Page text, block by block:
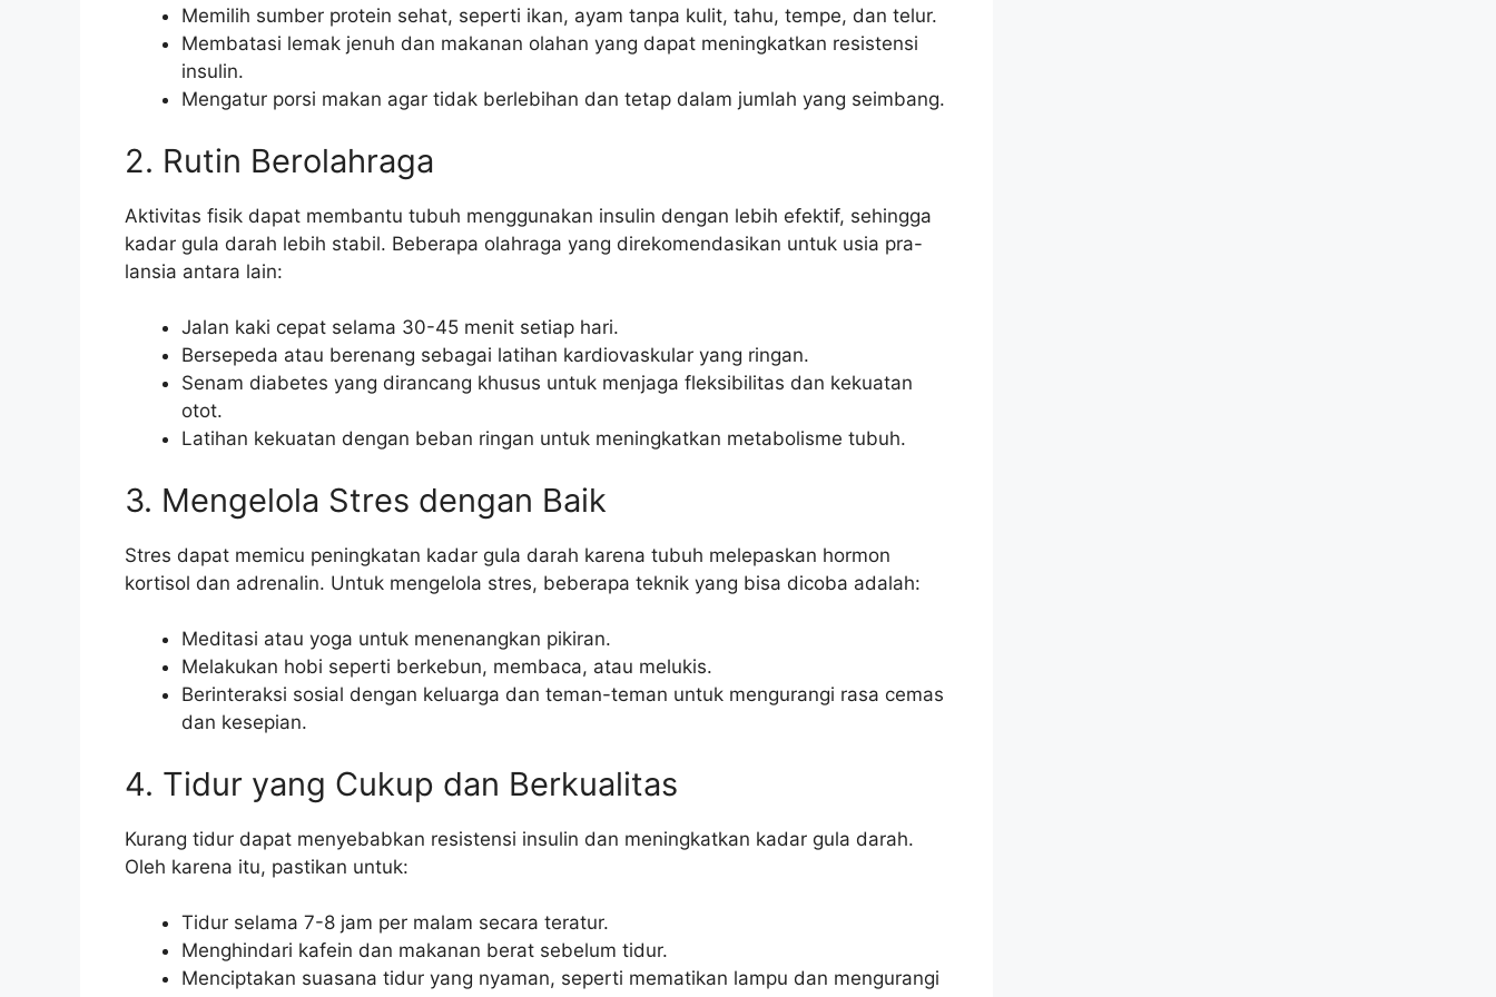
Memilih sumber protein sehat, seperti ikan, ayam tanpa kulit, tahu, tempe, dan telur.
Membatasi lemak jenuh dan makanan olahan yang dapat meningkatkan resistensi
insulin.
Mengatur porsi makan agar tidak berlebihan dan tetap dalam jumlah yang seimbang.
2. Rutin Berolahraga
Aktivitas fisik dapat membantu tubuh menggunakan insulin dengan lebih efektif, sehingga
kadar gula darah lebih stabil. Beberapa olahraga yang direkomendasikan untuk usia pra-
lansia antara lain:
Jalan kaki cepat selama 30-45 menit setiap hari.
Bersepeda atau berenang sebagai latihan kardiovaskular yang ringan.
Senam diabetes yang dirancang khusus untuk menjaga fleksibilitas dan kekuatan
otot.
Latihan kekuatan dengan beban ringan untuk meningkatkan metabolisme tubuh.
3. Mengelola Stres dengan Baik
Stres dapat memicu peningkatan kadar gula darah karena tubuh melepaskan hormon
kortisol dan adrenalin. Untuk mengelola stres, beberapa teknik yang bisa dicoba adalah:
Meditasi atau yoga untuk menenangkan pikiran.
Melakukan hobi seperti berkebun, membaca, atau melukis.
Berinteraksi sosial dengan keluarga dan teman-teman untuk mengurangi rasa cemas
dan kesepian.
4. Tidur yang Cukup dan Berkualitas
Kurang tidur dapat menyebabkan resistensi insulin dan meningkatkan kadar gula darah.
Oleh karena itu, pastikan untuk:
Tidur selama 7-8 jam per malam secara teratur.
Menghindari kafein dan makanan berat sebelum tidur.
Menciptakan suasana tidur yang nyaman, seperti mematikan lampu dan mengurangi